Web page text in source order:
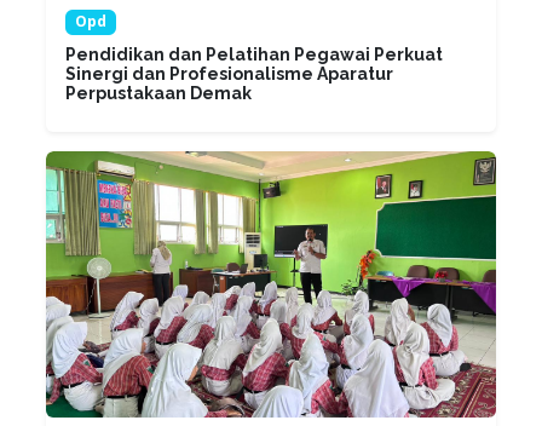
Opd
Pendidikan dan Pelatihan Pegawai Perkuat
Sinergi dan Profesionalisme Aparatur
Perpustakaan Demak